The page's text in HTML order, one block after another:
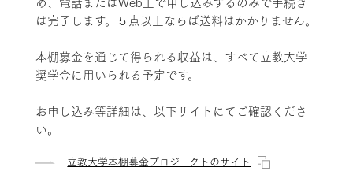
は完了します。５点以上ならば送料はかかりません。
本棚募金を通じて得られる収益は、すべて立教大学
奨学金に用いられる予定です。
お申し込み等詳細は、以下サイトにてご確認くださ
い。
立教大学本棚募金プロジェクトのサイト